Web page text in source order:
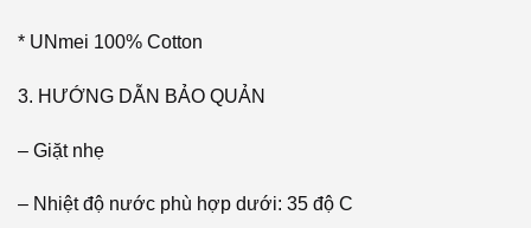
* UNmei 100% Cotton
3. HƯỚNG DẪN BẢO QUẢN
– Giặt nhẹ
– Nhiệt độ nước phù hợp dưới: 35 độ C